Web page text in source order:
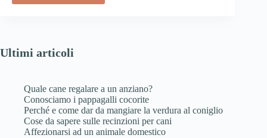
Ultimi articoli
Quale cane regalare a un anziano?
Conosciamo i pappagalli cocorite
Perché e come dar da mangiare la verdura al coniglio
Cose da sapere sulle recinzioni per cani
Affezionarsi ad un animale domestico